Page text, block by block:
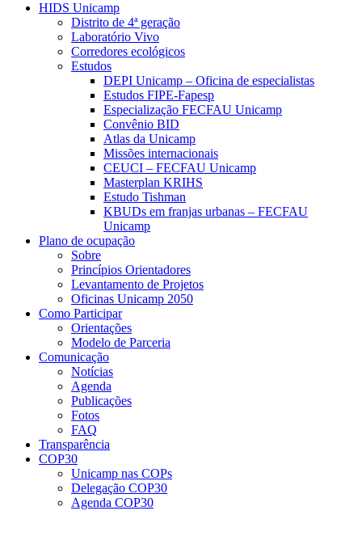
HIDS Unicamp
Distrito de 4ª geração
Laboratório Vivo
Corredores ecológicos
Estudos
DEPI Unicamp – Oficina de especialistas
Estudos FIPE-Fapesp
Especialização FECFAU Unicamp
Convênio BID
Atlas da Unicamp
Missões internacionais
CEUCI – FECFAU Unicamp
Masterplan KRIHS
Estudo Tishman
KBUDs em franjas urbanas – FECFAU
Unicamp
Plano de ocupação
Sobre
Princípios Orientadores
Levantamento de Projetos
Oficinas Unicamp 2050
Como Participar
Orientações
Modelo de Parceria
Comunicação
Notícias
Agenda
Publicações
Fotos
FAQ
Transparência
COP30
Unicamp nas COPs
Delegação COP30
Agenda COP30